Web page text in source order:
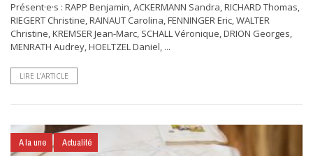
Présent·e·s : RAPP Benjamin, ACKERMANN Sandra, RICHARD Thomas,
RIEGERT Christine, RAINAUT Carolina, FENNINGER Eric, WALTER
Christine, KREMSER Jean-Marc, SCHALL Véronique, DRION Georges,
MENRATH Audrey, HOELTZEL Daniel, ...
LIRE L’ARTICLE
A la une Actualité